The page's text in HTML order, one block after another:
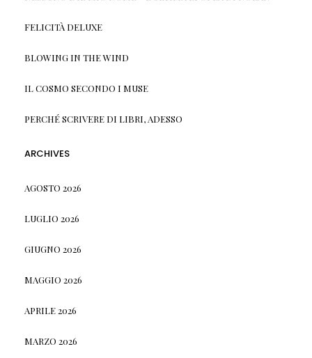
FELICITÀ DELUXE
BLOWING IN THE WIND
IL COSMO SECONDO I MUSE
PERCHÉ SCRIVERE DI LIBRI, ADESSO
ARCHIVES
AGOSTO 2026
LUGLIO 2026
GIUGNO 2026
MAGGIO 2026
APRILE 2026
MARZO 2026